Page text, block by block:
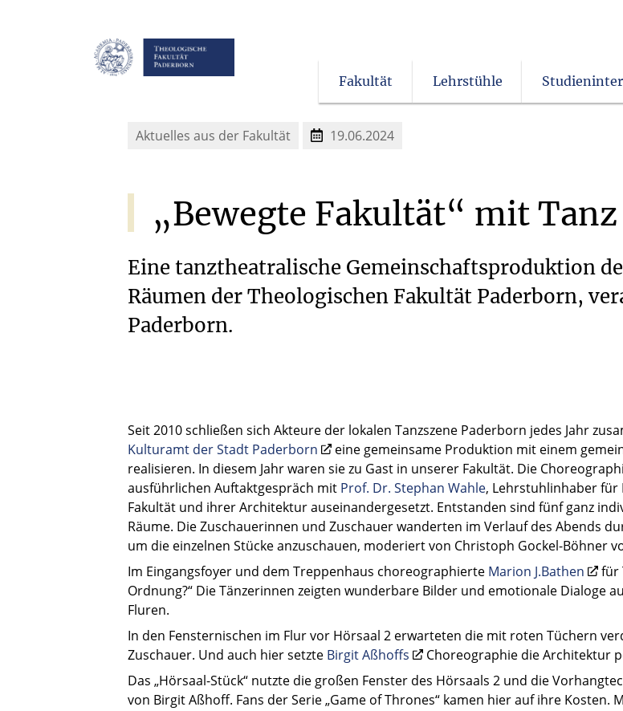
Fakultät Lehrstühle
Aktuelles aus der Fakultät 19.06.2024
„Bewegte Fakultät“ mit Tanz
Eine tanztheatralische Gemeinschaftsproduktion
Räumen der Theologischen Fakultät Paderborn,
Paderborn.
Seit 2010 schließen sich Akteure der lokalen Tanzszene Paderborn jedes Jahr
Kulturamt der Stadt Paderborn
eine gemeinsame Produktion mit einem
realisieren. In diesem Jahr waren sie zu Gast in unserer Fakultät. Die
ausführlichen Auftaktgespräch mit Prof. Dr. Stephan Wahle, Lehrstuhlinhaber für
Fakultät und ihrer Architektur auseinandergesetzt. Entstanden sind fünf ganz
Räume. Die Zuschauerinnen und Zuschauer wanderten im Verlauf des Abends
um die einzelnen Stücke anzuschauen, moderiert von Christoph Gockel-Böhner
Im Eingangsfoyer und dem Treppenhaus choreographierte Marion J.Bathen
für
Ordnung?“ Die Tänzerinnen zeigten wunderbare Bilder und emotionale Dialoge
Fluren.
In den Fensternischen im Flur vor Hörsaal 2 erwarteten die mit roten Tüchern
Zuschauer. Und auch hier setzte Birgit Aßhoffs
Choreographie die Architektur
Das „Hörsaal-Stück“ nutzte die großen Fenster des Hörsaals 2 und die
von Birgit Aßhoff. Fans der Serie „Game of Thrones“ kamen hier auf ihre